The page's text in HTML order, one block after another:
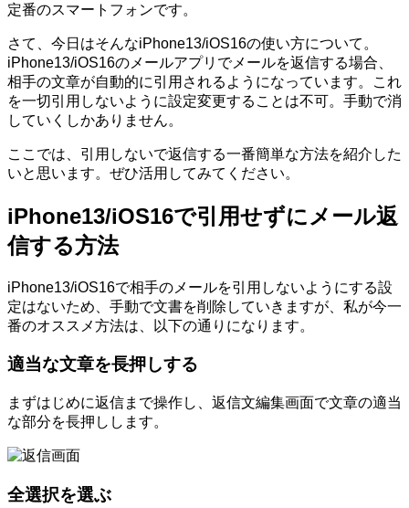
定番のスマートフォンです。
さて、今日はそんなiPhone13/iOS16の使い方について。
iPhone13/iOS16のメールアプリでメールを返信する場合、
相手の文章が自動的に引用されるようになっています。これ
を一切引用しないように設定変更することは不可。手動で消
していくしかありません。
ここでは、引用しないで返信する一番簡単な方法を紹介した
いと思います。ぜひ活用してみてください。
iPhone13/iOS16で引用せずにメール返
信する方法
iPhone13/iOS16で相手のメールを引用しないようにする設
定はないため、手動で文書を削除していきますが、私が今一
番のオススメ方法は、以下の通りになります。
適当な文章を長押しする
まずはじめに返信まで操作し、返信文編集画面で文章の適当
な部分を長押しします。
全選択を選ぶ